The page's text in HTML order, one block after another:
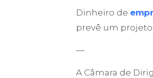
Dinheiro de
prevê um
—
A Câmara de